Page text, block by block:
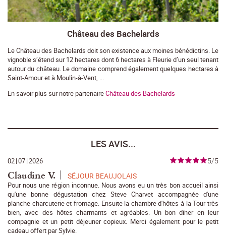
Château des Bachelards
Le Château des Bachelards doit son existence aux moines bénédictins. Le
vignoble s’étend sur 12 hectares dont 6 hectares à Fleurie d’un seul tenant
autour du château. Le domaine comprend également quelques hectares à
Saint-Amour et à Moulin-à-Vent, ...
En savoir plus sur notre partenaireChâteau des Bachelards
LES AVIS...
02|07|2026 5/5
Claudine V. SÉJOUR BEAUJOLAIS
Pour nous une région inconnue. Nous avons eu un très bon accueil ainsi
qu'une bonne dégustation chez Steve Charvet accompagnée d'une
planche charcuterie et fromage. Ensuite la chambre d'hôtes à la Tour très
bien, avec des hôtes charmants et agréables. Un bon dîner en leur
compagnie et un petit déjeuner copieux. Merci également pour le petit
cadeau offert par Sylvie.